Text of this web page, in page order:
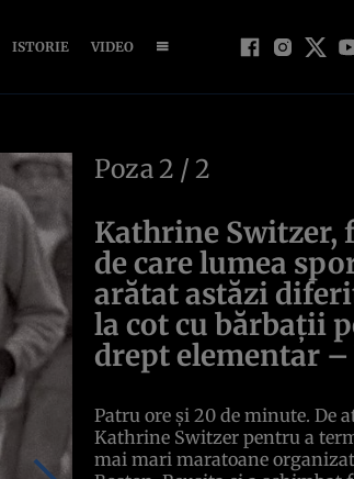
ISTORIE VIDEO
Poza2 / 2
Kathrine Switzer,
de care lumea
arătat astăzi
la cot cu bărbaţii
drept elementar –
Patru ore şi 20 de minute. De
Kathrine Switzer pentru a
mai mari maratoane